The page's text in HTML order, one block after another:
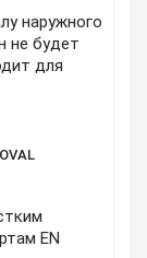
наружного
не будет
для
EN